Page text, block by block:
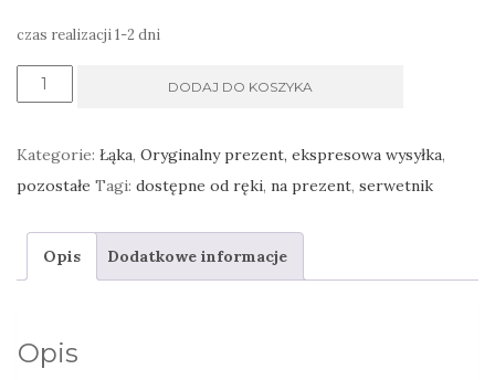
czas realizacji 1-2 dni
ilość
roślinny
wykonany
DODAJ DO KOSZYKA
Kategorie: Łąka, Oryginalny prezent, ekspresowa wysyłka,
pozostałe Tagi: dostępne od ręki, na prezent, serwetnik
Opis Dodatkowe informacje
Opis